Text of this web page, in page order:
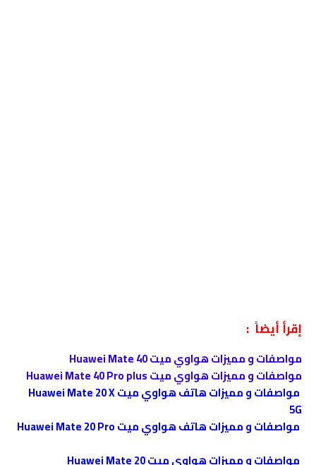
إقرأ أيضاً :
مواصفات و مميزات هواوي ميت Huawei Mate 40
مواصفات و مميزات هواوي ميت Huawei Mate 40 Pro plus
مواصفات و مميزات هاتف هواوي ميت Huawei Mate 20 X
5G
مواصفات و مميزات هاتف هواوي ميت Huawei Mate 20 Pro
مواصفات و مميزات هواوي ميت Huawei Mate 20